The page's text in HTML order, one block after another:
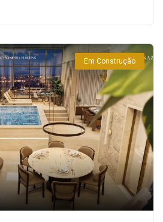
Em Construção